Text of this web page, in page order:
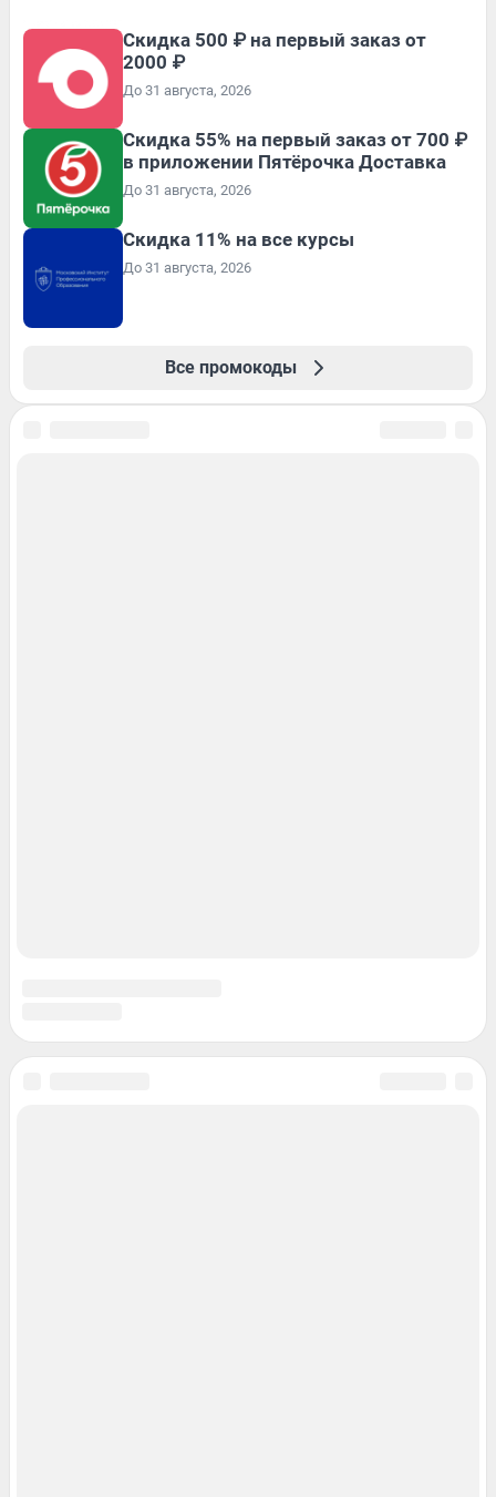
Скидка 500 ₽ на первый заказ от
2000 ₽
До 31 августа, 2026
Скидка 55% на первый заказ от 700 ₽
в приложении Пятёрочка Доставка
До 31 августа, 2026
Скидка 11% на все курсы
До 31 августа, 2026
Все промокоды